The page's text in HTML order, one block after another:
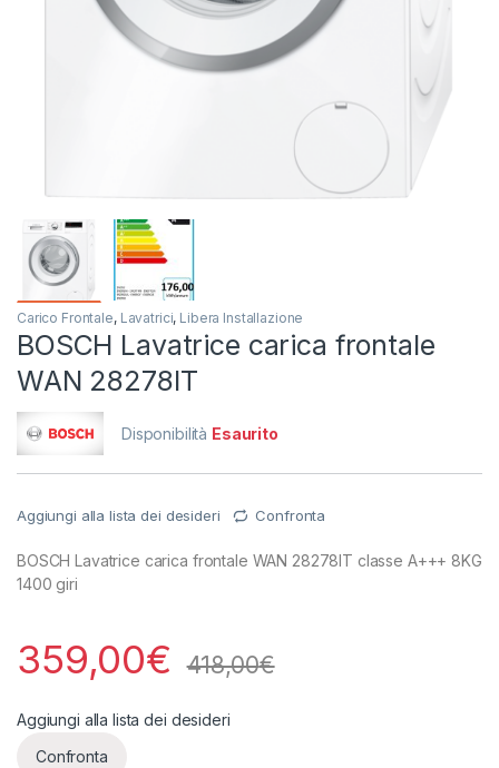
Carico Frontale, Lavatrici, Libera Installazione
BOSCH Lavatrice carica frontale
WAN 28278IT
Disponibilità Esaurito
Aggiungi alla lista dei desideri Confronta
BOSCH Lavatrice carica frontale WAN 28278IT classe A+++ 8KG
1400 giri
359,00€ 418,00€
Aggiungi alla lista dei desideri
Confronta